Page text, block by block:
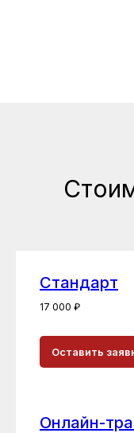
Стандарт
17 000 ₽
Оставить
Онлайн-